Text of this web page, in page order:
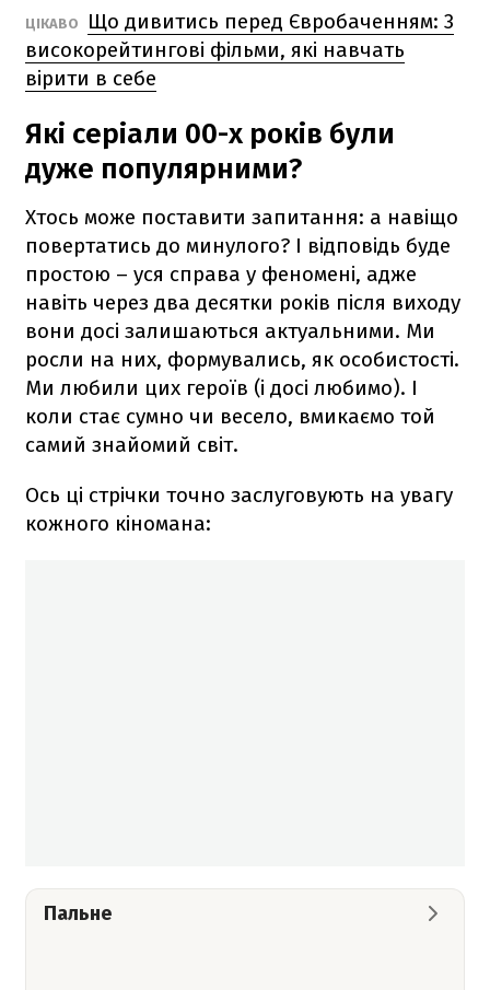
ЦІКАВО
Що дивитись перед Євробаченням: 3
високорейтингові фільми, які навчать
вірити в себе
Які серіали 00-х років були
дуже популярними?
Хтось може поставити запитання: а навіщо
повертатись до минулого? І відповідь буде
простою – уся справа у феномені, адже
навіть через два десятки років після виходу
вони досі залишаються актуальними. Ми
росли на них, формувались, як особистості.
Ми любили цих героїв (і досі любимо). І
коли стає сумно чи весело, вмикаємо той
самий знайомий світ.
Ось ці стрічки точно заслуговують на увагу
кожного кіномана:
Пальне